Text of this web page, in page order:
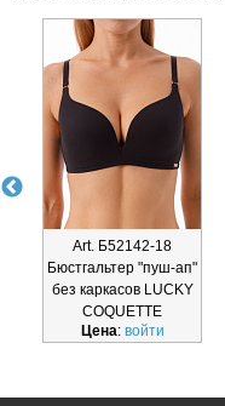
Art. Б52142-18
Бюстгальтер "пуш-ап"
без каркасов LUCKY
COQUETTE
Цена: войти